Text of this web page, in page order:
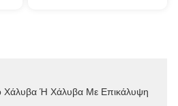
Χάλυβα Ή Χάλυβα Με Επικάλυψη